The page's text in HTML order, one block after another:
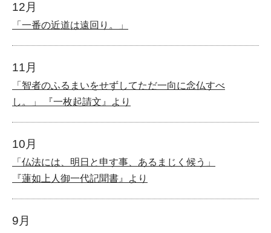
12月
「一番の近道は遠回り。」
11月
「智者のふるまいをせずしてただ一向に念仏すべ
し。」 『一枚起請文』より
10月
「仏法には、明日と申す事、あるまじく候う」
『蓮如上人御一代記聞書』より
9月